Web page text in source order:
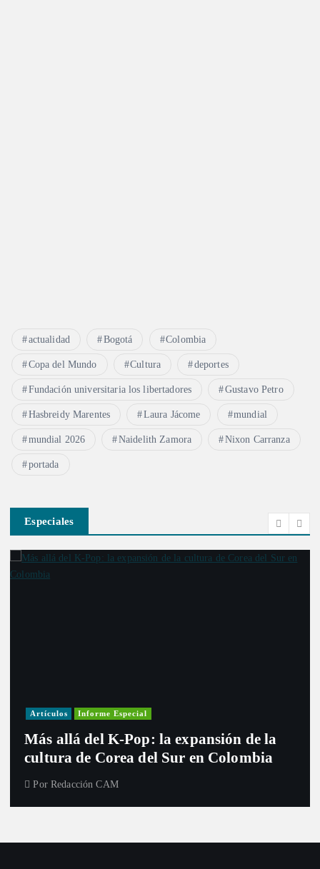
actualidad Bogotá Colombia
Copa del Mundo Cultura deportes
Fundación universitaria los libertadores Gustavo Petro
Hasbreidy Marentes Laura Jácome mundial
mundial 2026 Naidelith Zamora Nixon Carranza
portada
Especiales
Artículos Informe Especial
Más allá del K-Pop: la expansión de la
cultura de Corea del Sur en Colombia
Por Redacción CAM